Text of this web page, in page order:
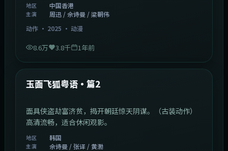
地区 中国香港
主演
周迅 / 佘诗曼 / 梁朝伟
动作· 2025 · 动漫
8.6万 3.8千 1年前
热门
玉面飞狐粤语·篇2
面具侠盗劫富济贫，揭开朝廷惊天阴谋。（古装动作）
高清流畅，适合休闲观影。
地区 韩国
主演
佘诗曼 / 张译 / 黄渤